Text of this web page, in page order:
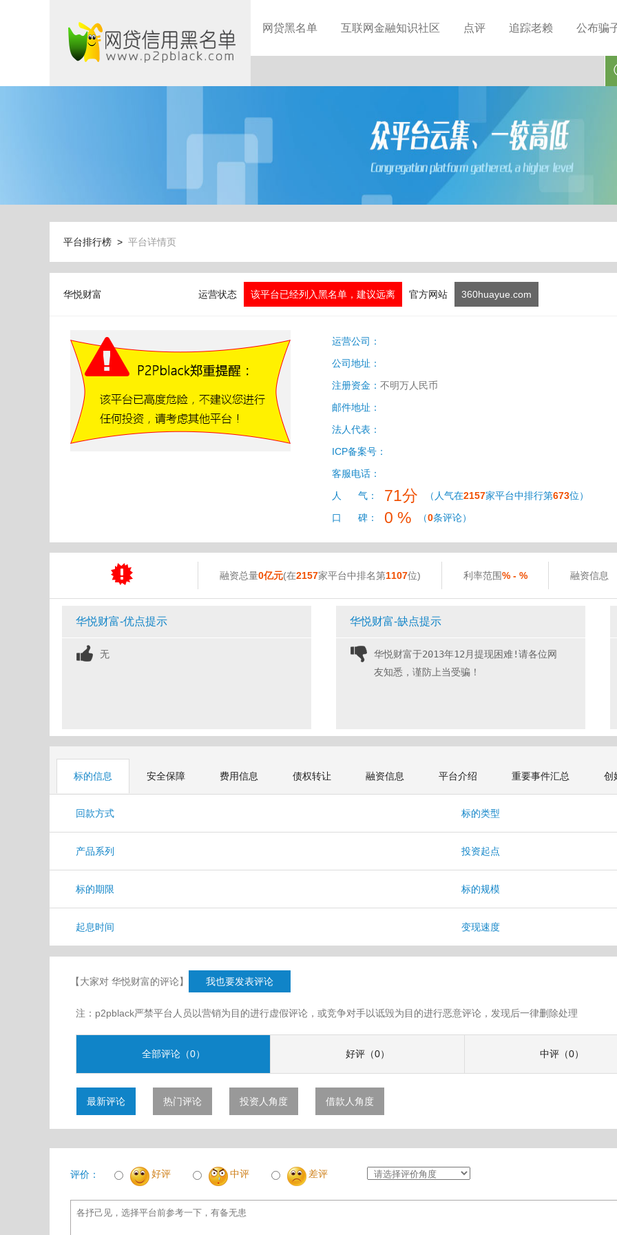
网贷黑名单 互联网金融知识社区 点评 追踪老赖 公布骗
平台排行榜 > 平台详情页
华悦财富 运营状态 该平台已经列入黑名单，建议远离 官方网站 360huayue.com
运营公司：
公司地址：
注册资金： 不明万人民币
邮件地址：
法人代表：
ICP备案号：
客服电话：
人 气：
71分 （人气在2157家平台中排行第673位）
口 碑：
0 % （0条评论）
融资总量0亿元(在2157家平台中排名第1107位) 利率范围% - % 融资信息
华悦财富-优点提示
无
华悦财富-缺点提示
华悦财富于2013年12月提现困难!请各位网
友知悉，谨防上当受骗！
标的信息 安全保障 费用信息 债权转让 融资信息 平台介绍 重要事件汇总 创
回款方式 标的类型
产品系列 投资起点
标的期限 标的规模
起息时间 变现速度
【大家对 华悦财富的评论】 我也要发表评论
注：p2pblack严禁平台人员以营销为目的进行虚假评论，或竞争对手以诋毁为目的进行恶意评论，发现后一律删除处理
全部评论（0） 好评（0） 中评（0）
最新评论 热门评论 投资人角度 借款人角度
评价： 好评 中评 差评